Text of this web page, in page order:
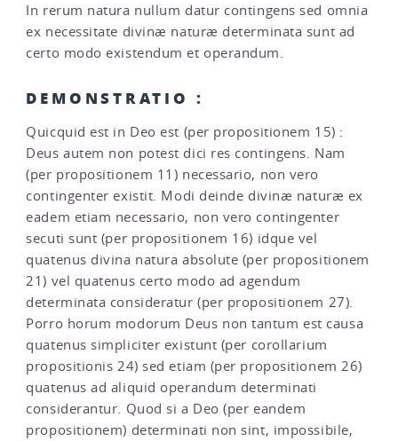
In rerum natura nullum datur contingens sed omnia
ex necessitate divinæ naturæ determinata sunt ad
certo modo existendum et operandum.
DEMONSTRATIO :
Quicquid est in Deo est (per propositionem 15) :
Deus autem non potest dici res contingens. Nam
(per propositionem 11) necessario, non vero
contingenter existit. Modi deinde divinæ naturæ ex
eadem etiam necessario, non vero contingenter
secuti sunt (per propositionem 16) idque vel
quatenus divina natura absolute (per propositionem
21) vel quatenus certo modo ad agendum
determinata consideratur (per propositionem 27).
Porro horum modorum Deus non tantum est causa
quatenus simpliciter existunt (per corollarium
propositionis 24) sed etiam (per propositionem 26)
quatenus ad aliquid operandum determinati
considerantur. Quod si a Deo (per eandem
propositionem) determinati non sint, impossibile,